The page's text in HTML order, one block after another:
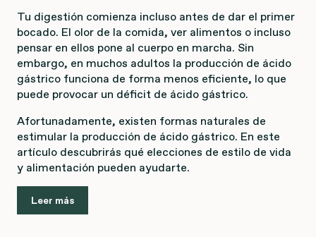
Tu digestión comienza incluso antes de dar el primer
bocado. El olor de la comida, ver alimentos o incluso
pensar en ellos pone al cuerpo en marcha. Sin
embargo, en muchos adultos la producción de ácido
gástrico funciona de forma menos eficiente, lo que
puede provocar un déficit de ácido gástrico.
Afortunadamente, existen formas naturales de
estimular la producción de ácido gástrico. En este
artículo descubrirás qué elecciones de estilo de vida
y alimentación pueden ayudarte.
Leer más